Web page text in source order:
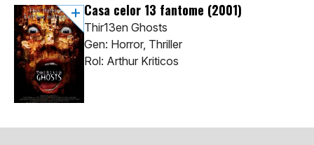
Casa celor 13 fantome (2001)
Thir13en Ghosts
Gen: Horror, Thriller
Rol: Arthur Kriticos